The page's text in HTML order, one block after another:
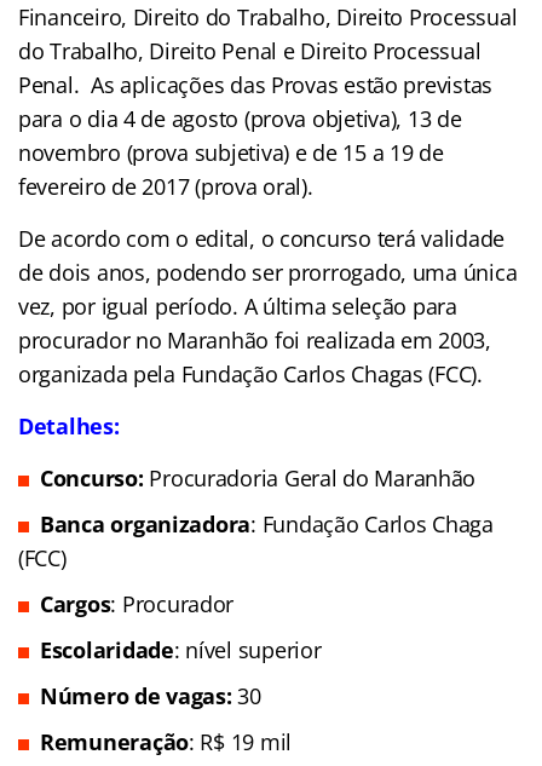
Financeiro, Direito do Trabalho, Direito Processual
do Trabalho, Direito Penal e Direito Processual
Penal. As aplicações das Provas estão previstas
para o dia 4 de agosto (prova objetiva), 13 de
novembro (prova subjetiva) e de 15 a 19 de
fevereiro de 2017 (prova oral).
De acordo com o edital, o concurso terá validade
de dois anos, podendo ser prorrogado, uma única
vez, por igual período. A última seleção para
procurador no Maranhão foi realizada em 2003,
organizada pela Fundação Carlos Chagas (FCC).
Detalhes:
Concurso: Procuradoria Geral do Maranhão
Banca organizadora: Fundação Carlos Chaga
(FCC)
Cargos: Procurador
Escolaridade: nível superior
Número de vagas:30
Remuneração: R$ 19 mil